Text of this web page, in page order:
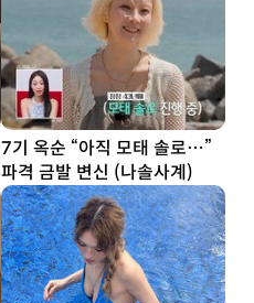
7기 옥순 “아직 모태 솔로…”
파격 금발 변신 (나솔사계)